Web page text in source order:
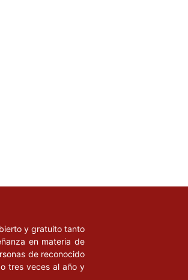
y gratuito tanto
en materia de
de reconocido
tres veces al año y